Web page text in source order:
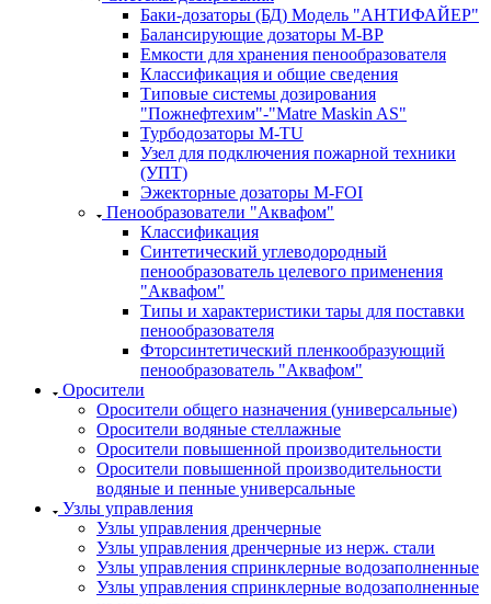
Баки-дозаторы (БД) Модель "АНТИФАЙЕР"
Балансирующие дозаторы M-BP
Емкости для хранения пенообразователя
Классификация и общие сведения
Типовые системы дозирования
"Пожнефтехим"-"Matre Maskin AS"
Турбодозаторы M-TU
Узел для подключения пожарной техники
(УПТ)
Эжекторные дозаторы М-FOI
Пенообразователи "Аквафом"
Классификация
Синтетический углеводородный
пенообразователь целевого применения
"Аквафом"
Типы и характеристики тары для поставки
пенообразователя
Фторсинтетический пленкообразующий
пенообразователь "Аквафом"
Оросители
Оросители oбщего назначения (универсальные)
Оросители водяные стеллажные
Оросители повышенной производительности
Оросители повышенной производительности
водяные и пенные универсальные
Узлы управления
Узлы управления дренчерные
Узлы управления дренчерные из нерж. стали
Узлы управления спринклерные водозаполненные
Узлы управления спринклерные водозаполненные